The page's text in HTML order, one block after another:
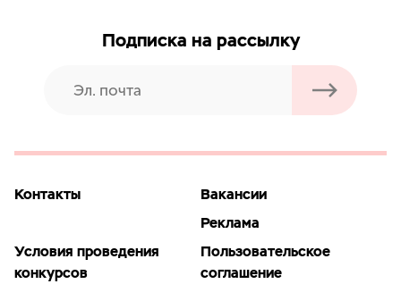
Подписка на рассылку
Контакты
Вакансии
Реклама
Условия проведения
конкурсов
Пользовательское
соглашение